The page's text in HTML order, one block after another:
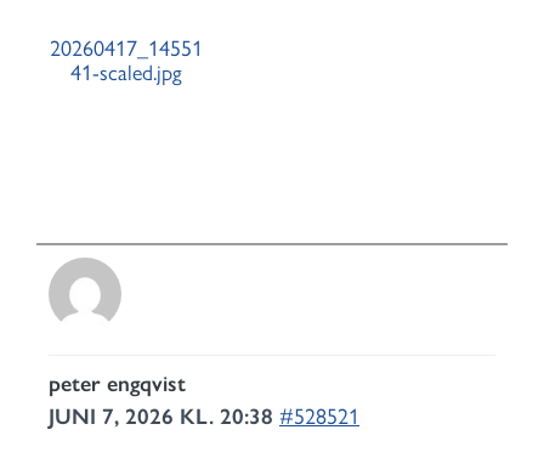
20260417_14551
41-scaled.jpg
peter engqvist
JUNI 7, 2026 KL. 20:38 #528521